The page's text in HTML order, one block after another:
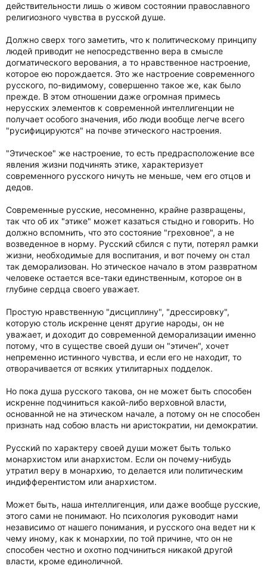
действительности лишь о живом состоянии православного
религиозного чувства в русской душе.
Должно сверх того заметить, что к политическому принципу
людей приводит не непосредственно вера в смысле
догматического верования, а то нравственное настроение,
которое ею порождается. Это же настроение современного
русского, по-видимому, совершенно такое же, как было
прежде. В этом отношении даже огромная примесь
нерусских элементов к современной интеллигенции не
получает особого значения, ибо люди вообще легче всего
"русифицируются" на почве этического настроения.
"Этическое" же настроение, то есть предрасположение все
явления жизни подчинять этике, характеризует
современного русского ничуть не меньше, чем его отцов и
дедов.
Современные русские, несомненно, крайне развращены,
так что об их "этике" может казаться стыдно и говорить. Но
должно вспомнить, что это состояние "греховное", а не
возведенное в норму. Русский сбился с пути, потерял рамки
жизни, необходимые для воспитания, и вот почему он стал
так деморализован. Но этическое начало в этом развратном
человеке остается все-таки единственным, которое он в
глубине сердца своего уважает.
Простую нравственную "дисциплину", "дрессировку",
которую столь искренне ценят другие народы, он не
уважает, и доходит до современной деморализации именно
потому, что в существе своей души он "этичен", хочет
непременно истинного чувства, и если его не находит, то
отворачивается от всяких утилитарных подделок.
Но пока душа русского такова, он не может быть способен
искренне подчиниться какой-либо верховной власти,
основанной не на этическом начале, а потому он не способен
признать над собою власть ни аристократии, ни демократии.
Русский по характеру своей души может быть только
монархистом или анархистом. Если он почему-нибудь
утратил веру в монархию, то делается или политическим
индифферентистом или анархистом.
Может быть, наша интеллигенция, или даже вообще русские,
этого сами не понимают. Но психология руководит нами
независимо от нашего понимания, и русского она ведет ни к
чему иному, как к монархии, по той причине, что он не
способен честно и охотно подчиниться никакой другой
власти, кроме единоличной.